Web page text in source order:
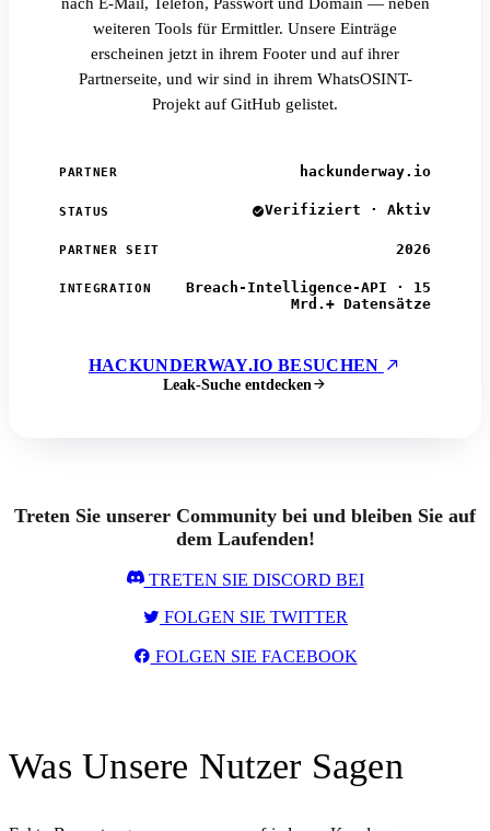
nach E-Mail, Telefon, Passwort und Domain — neben
weiteren Tools für Ermittler. Unsere Einträge
erscheinen jetzt in ihrem Footer und auf ihrer
Partnerseite, und wir sind in ihrem WhatsOSINT-
Projekt auf GitHub gelistet.
PARTNER hackunderway.io
STATUS Verifiziert · Aktiv
PARTNER SEIT 2026
INTEGRATION
Breach-Intelligence-API · 15
Mrd.+ Datensätze
HACKUNDERWAY.IO BESUCHEN
Leak-Suche entdecken
Treten Sie unserer Community bei und bleiben Sie auf
dem Laufenden!
TRETEN SIE DISCORD BEI
FOLGEN SIE TWITTER
FOLGEN SIE FACEBOOK
Was Unsere Nutzer Sagen